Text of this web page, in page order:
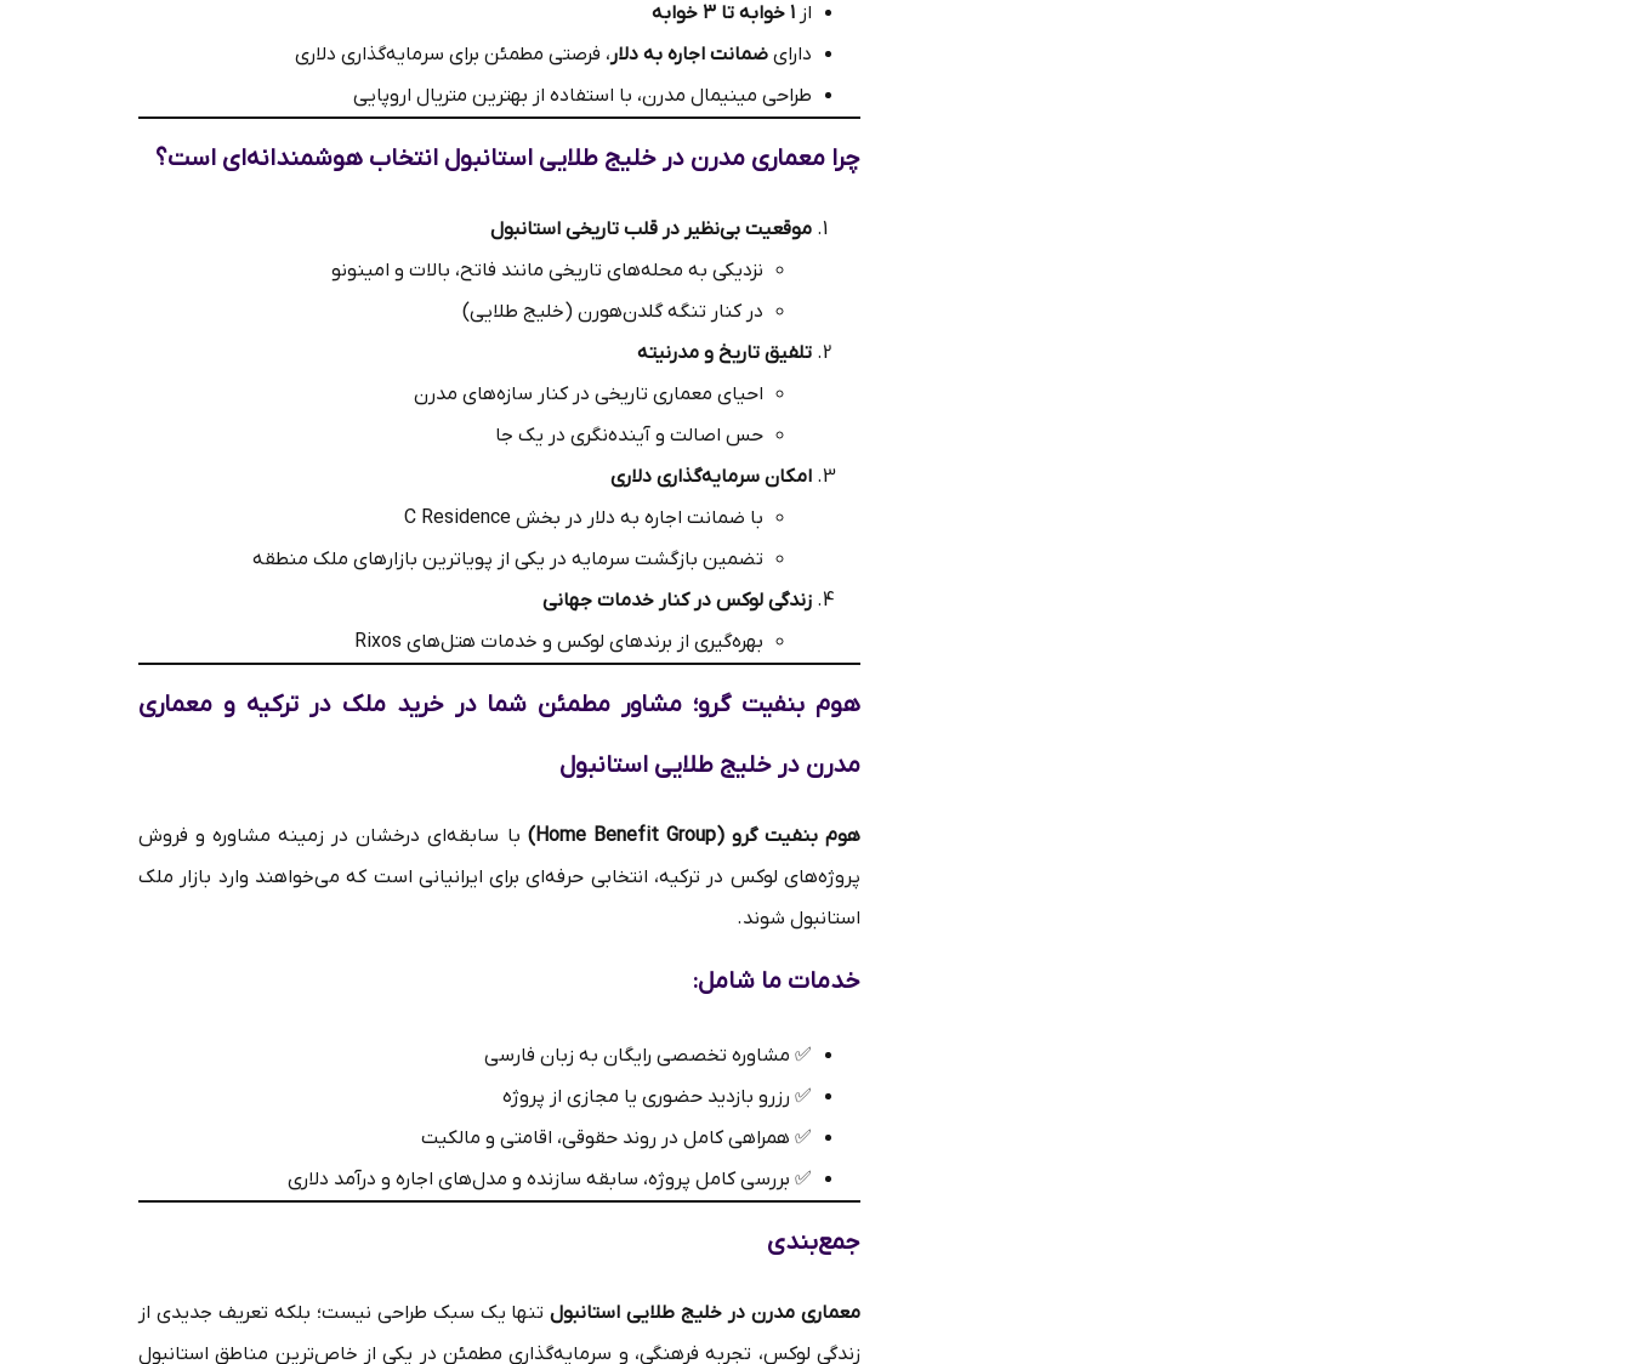
از ۱ خوابه تا ۳ خوابه
دارای ضمانت اجاره به دلار ، فرصتی مطمئن برای سرمایه‌گذاری دلاری
طراحی مینیمال مدرن، با استفاده از بهترین متریال اروپایی
چرا معماری مدرن در خلیج طلایی استانبول انتخاب هوشمندانه‌ای است؟
موقعیت بی‌نظیر در قلب تاریخی استانبول
نزدیکی به محله‌های تاریخی مانند فاتح، بالات و امینونو
در کنار تنگه گلدن‌هورن (خلیج طلایی)
تلفیق تاریخ و مدرنیته
احیای معماری تاریخی در کنار سازه‌های مدرن
حس اصالت و آینده‌نگری در یک جا
امکان سرمایه‌گذاری دلاری
با ضمانت اجاره به دلار در بخش C Residence
تضمین بازگشت سرمایه در یکی از پویاترین بازارهای ملک منطقه
زندگی لوکس در کنار خدمات جهانی
بهره‌گیری از برندهای لوکس و خدمات هتل‌های Rixos
هوم بنفیت گرو؛ مشاور مطمئن شما در خرید ملک در ترکیه و معماری
مدرن در خلیج طلایی استانبول
هوم بنفیت گرو (Home Benefit Group)
با سابقه‌ای درخشان در زمینه مشاوره و فروش
پروژه‌های لوکس در ترکیه، انتخابی حرفه‌ای برای ایرانیانی است که می‌خواهند وارد بازار ملک
استانبول شوند.
خدمات ما شامل:
✅ مشاوره تخصصی رایگان به زبان فارسی
✅ رزرو بازدید حضوری یا مجازی از پروژه
✅ همراهی کامل در روند حقوقی، اقامتی و مالکیت
✅ بررسی کامل پروژه، سابقه سازنده و مدل‌های اجاره و درآمد دلاری
جمع‌بندی
معماری مدرن در خلیج طلایی استانبولتنها یک سبک طراحی نیست؛ بلکه تعریف جدیدی از
زندگی لوکس، تجربه فرهنگی، و سرمایه‌گذاری مطمئن در یکی از خاص‌ترین مناطق استانبول